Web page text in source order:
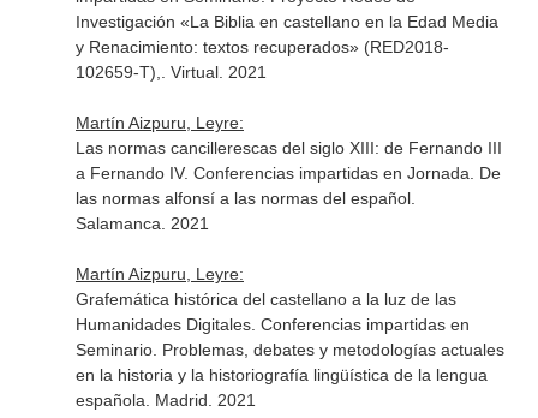
Investigación «La Biblia en castellano en la Edad Media
y Renacimiento: textos recuperados» (RED2018-
102659-T),. Virtual. 2021
Martín Aizpuru, Leyre:
Las normas cancillerescas del siglo XIII: de Fernando III
a Fernando IV. Conferencias impartidas en Jornada. De
las normas alfonsí a las normas del español.
Salamanca. 2021
Martín Aizpuru, Leyre:
Grafemática histórica del castellano a la luz de las
Humanidades Digitales. Conferencias impartidas en
Seminario. Problemas, debates y metodologías actuales
en la historia y la historiografía lingüística de la lengua
española. Madrid. 2021